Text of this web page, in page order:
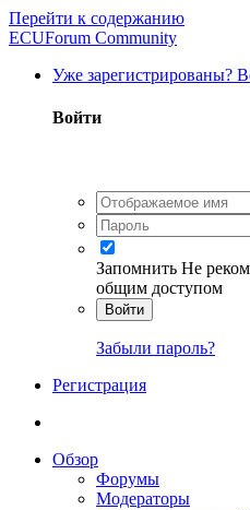
Перейти к содержанию
ECUForum Community
Уже зарегистрированы?
Войти
Запомнить Не
общим доступом
Войти
Забыли пароль?
Регистрация
Обзор
Форумы
Модераторы